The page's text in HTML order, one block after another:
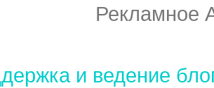
Рекламное
и ведение